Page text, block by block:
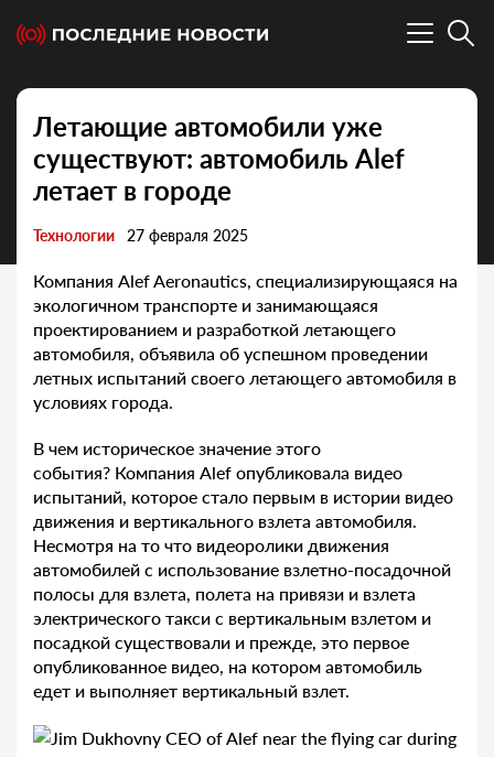
Летающие автомобили уже
существуют: автомобиль Alef
летает в городе
Технологии 27 февраля 2025
Компания Alef Aeronautics, специализирующаяся на
экологичном транспорте и занимающаяся
проектированием и разработкой летающего
автомобиля, объявила об успешном проведении
летных испытаний своего летающего автомобиля в
условиях города.
В чем историческое значение этого
события? Компания Alef опубликовала видео
испытаний, которое стало первым в истории видео
движения и вертикального взлета автомобиля.
Несмотря на то что видеоролики движения
автомобилей с использование взлетно-посадочной
полосы для взлета, полета на привязи и взлета
электрического такси с вертикальным взлетом и
посадкой существовали и прежде, это первое
опубликованное видео, на котором автомобиль
едет и выполняет вертикальный взлет.